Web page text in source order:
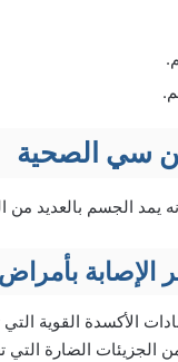
سي الصحية
يمد الجسم بالعديد من
الأكسدة القوية التي
الجزيئات الضارة